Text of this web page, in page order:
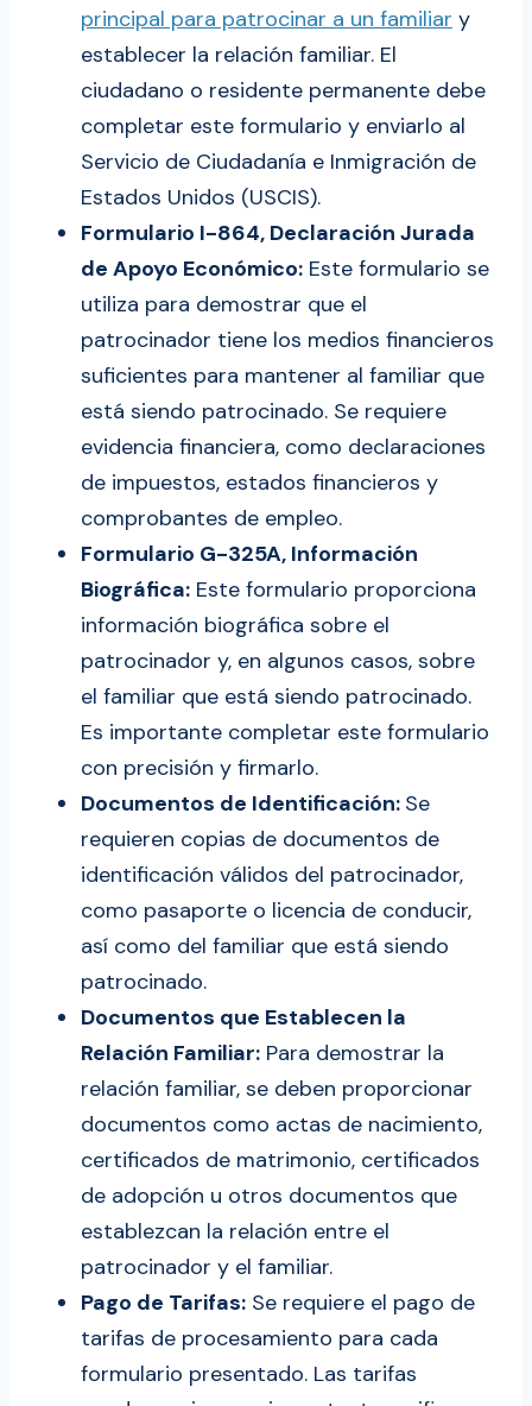
principal para patrocinar a un familiar y
establecer la relación familiar. El
ciudadano o residente permanente debe
completar este formulario y enviarlo al
Servicio de Ciudadanía e Inmigración de
Estados Unidos (USCIS).
Formulario I-864, Declaración Jurada
de Apoyo Económico: Este formulario se
utiliza para demostrar que el
patrocinador tiene los medios financieros
suficientes para mantener al familiar que
está siendo patrocinado. Se requiere
evidencia financiera, como declaraciones
de impuestos, estados financieros y
comprobantes de empleo.
Formulario G-325A, Información
Biográfica: Este formulario proporciona
información biográfica sobre el
patrocinador y, en algunos casos, sobre
el familiar que está siendo patrocinado.
Es importante completar este formulario
con precisión y firmarlo.
Documentos de Identificación: Se
requieren copias de documentos de
identificación válidos del patrocinador,
como pasaporte o licencia de conducir,
así como del familiar que está siendo
patrocinado.
Documentos que Establecen la
Relación Familiar: Para demostrar la
relación familiar, se deben proporcionar
documentos como actas de nacimiento,
certificados de matrimonio, certificados
de adopción u otros documentos que
establezcan la relación entre el
patrocinador y el familiar.
Pago de Tarifas: Se requiere el pago de
tarifas de procesamiento para cada
formulario presentado. Las tarifas